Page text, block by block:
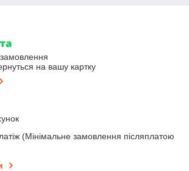
на вашу картку
(Мінімальне замовлення післяплатою